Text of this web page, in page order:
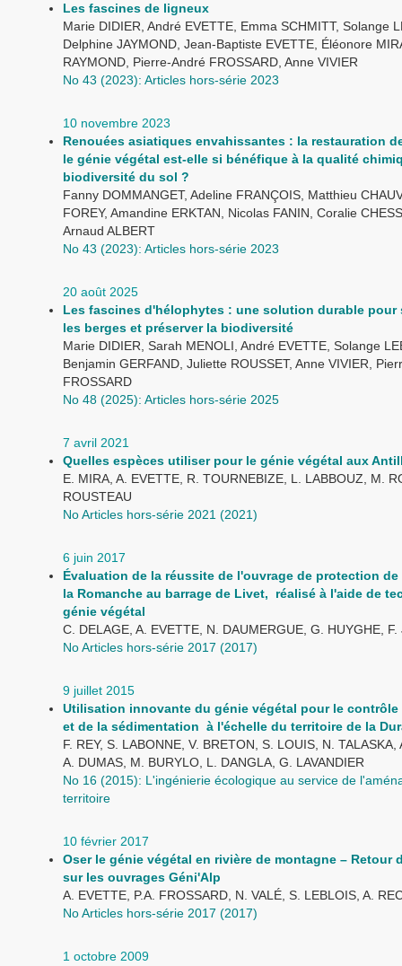
Les fascines de ligneux
Marie DIDIER, André EVETTE, Emma SCHMITT, Solange
Delphine JAYMOND, Jean-Baptiste EVETTE, Éléonore
RAYMOND, Pierre-André FROSSARD, Anne VIVIER
No 43 (2023): Articles hors-série 2023
10 novembre 2023
Renouées asiatiques envahissantes : la restauration
le génie végétal est-elle si bénéfique à la qualité
biodiversité du sol ?
Fanny DOMMANGET, Adeline FRANÇOIS, Matthieu
FOREY, Amandine ERKTAN, Nicolas FANIN, Coralie
Arnaud ALBERT
No 43 (2023): Articles hors-série 2023
20 août 2025
Les fascines d'hélophytes : une solution durable pour
les berges et préserver la biodiversité
Marie DIDIER, Sarah MENOLI, André EVETTE, Solange
Benjamin GERFAND, Juliette ROUSSET, Anne VIVIER,
FROSSARD
No 48 (2025): Articles hors-série 2025
7 avril 2021
Quelles espèces utiliser pour le génie végétal aux
E. MIRA, A. EVETTE, R. TOURNEBIZE, L. LABBOUZ, M.
ROUSTEAU
No Articles hors-série 2021 (2021)
6 juin 2017
Évaluation de la réussite de l'ouvrage de protection de
la Romanche au barrage de Livet, réalisé à l'aide de
génie végétal
C. DELAGE, A. EVETTE, N. DAUMERGUE, G. HUYGHE, F.
No Articles hors-série 2017 (2017)
9 juillet 2015
Utilisation innovante du génie végétal pour le contrôle
et de la sédimentation à l'échelle du territoire de la
F. REY, S. LABONNE, V. BRETON, S. LOUIS, N. TALASKA,
A. DUMAS, M. BURYLO, L. DANGLA, G. LAVANDIER
No 16 (2015): L'ingénierie écologique au service de
territoire
10 février 2017
Oser le génie végétal en rivière de montagne – Retour
sur les ouvrages Géni'Alp
A. EVETTE, P.A. FROSSARD, N. VALÉ, S. LEBLOIS, A.
No Articles hors-série 2017 (2017)
1 octobre 2009